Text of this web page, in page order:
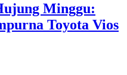
Minggu:
Toyota Vios